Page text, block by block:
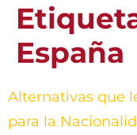
España
Alternativas que
para la